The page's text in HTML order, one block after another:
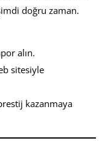
doğru zaman.
alın.
sitesiyle
kazanmaya